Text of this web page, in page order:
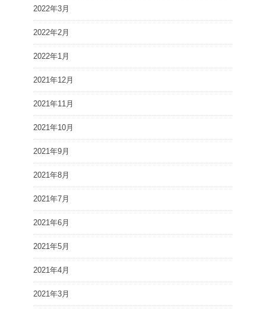
2022年3月
2022年2月
2022年1月
2021年12月
2021年11月
2021年10月
2021年9月
2021年8月
2021年7月
2021年6月
2021年5月
2021年4月
2021年3月